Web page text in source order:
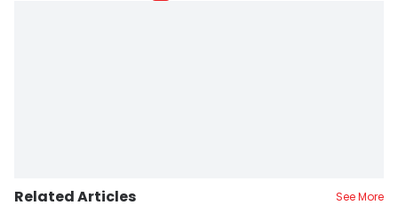
Related Articles See More